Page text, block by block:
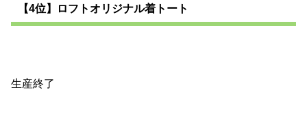
【4位】ロフトオリジナル着トート
生産終了